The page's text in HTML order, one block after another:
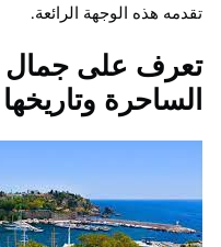
تقدمه هذه الوجهة الرائعة.
تعرف على جمال
الساحرة